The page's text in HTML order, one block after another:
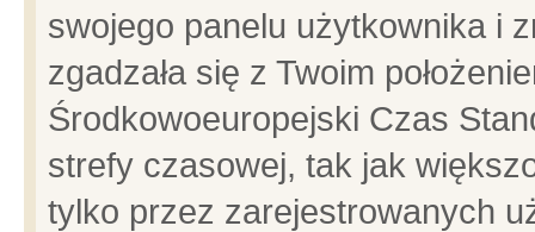
swojego panelu użytkownika i
zgadzała się z Twoim
Środkowoeuropejski Czas
strefy czasowej, tak jak
tylko przez zarejestrowanych